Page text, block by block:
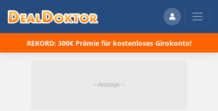
REKORD: 300€ Prämie für kostenloses Girokonto!